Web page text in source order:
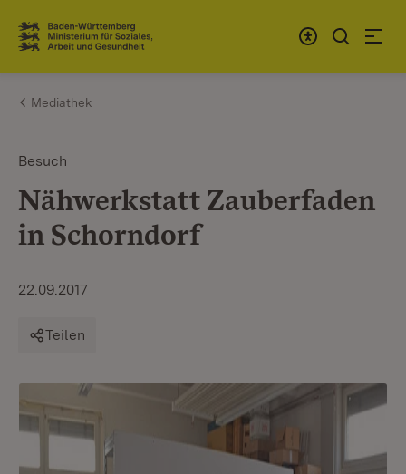
Zum Inhalt springen
Link zur Startseite
Mediathek
Besuch
Nähwerkstatt Zauberfaden
in Schorndorf
22.09.2017
Teilen